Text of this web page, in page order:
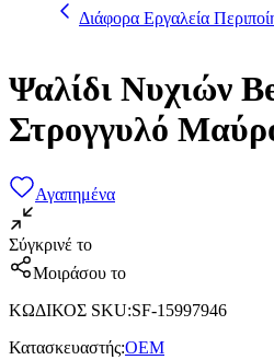
Διάφορα Εργαλεία
Ψαλίδι Νυχιών
Στρογγυλό
Αγαπημένα
Σύγκρινέ το
Μοιράσου το
ΚΩΔΙΚΟΣ SKU:SF-15997946
Κατασκευαστής:OEM